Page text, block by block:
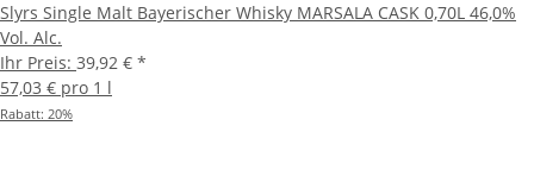
Slyrs Single Malt Bayerischer Whisky MARSALA CASK 0,70L 46,0%
Vol. Alc.
Ihr Preis: 39,92 € *
57,03 € pro 1 l
Rabatt: 20%